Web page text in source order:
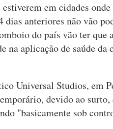
estiverem em cidades
dias anteriores não vão
do país vão ter que
na aplicação de saúde
Universal Studios, em
devido ao surto,
"basicamente sob